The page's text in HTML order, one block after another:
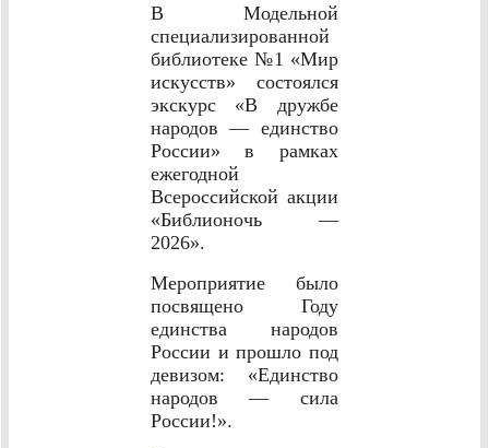
В Модельной
специализированной
библиотеке №1 «Мир
искусств» состоялся
экскурс «В дружбе
народов — единство
России» в рамках
ежегодной
Всероссийской акции
«Библионочь —
2026».
Мероприятие было
посвящено Году
единства народов
России и прошло под
девизом: «Единство
народов — сила
России!».